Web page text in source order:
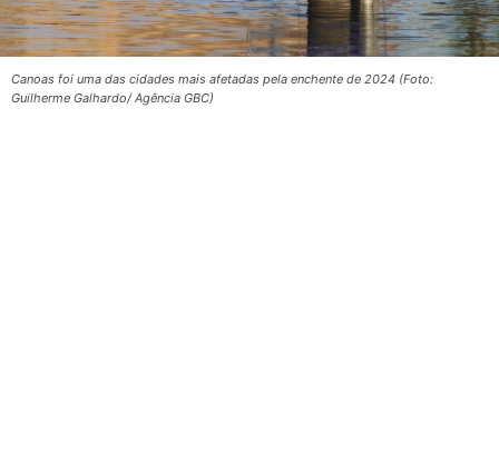
Canoas foi uma das cidades mais afetadas pela enchente de 2024 (Foto:
Guilherme Galhardo/ Agência GBC)